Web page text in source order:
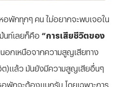
พักทุกๆ คน ไม่อยากจะพบเจอใน
นท์เลยก็คือ “การเสียชีวิตของ
นอกเหนือจากความสูญเสียทาง
)แล้ว มันยังมีความสูญเสียอื่นๆ
พักจะต้องแบกรับ โดยเฉพาะการ